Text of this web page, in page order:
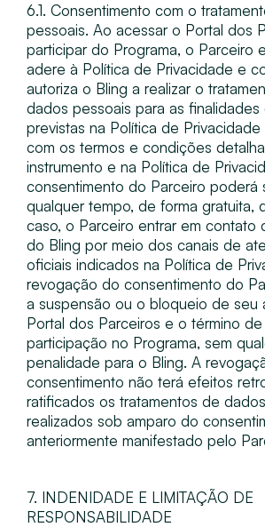
6.1. Consentimento com o
pessoais​. Ao acessar o Portal dos
participar do Programa, o Parceiro
adere à Política de Privacidade e
autoriza o Bling a realizar o
dados pessoais para as finalidades
previstas na Política de
com os termos e condições
instrumento e na Política de
consentimento do Parceiro poderá
qualquer tempo, de forma gratuita,
caso, o Parceiro entrar em contato
do Bling por meio dos canais de
oficiais indicados na Política de
revogação do consentimento do
a suspensão ou o bloqueio de seu
Portal dos Parceiros e o término de
participação no Programa, sem
penalidade para o Bling. A
consentimento não terá efeitos
ratificados os tratamentos de
realizados sob amparo do
anteriormente manifestado pelo
7. INDENIDADE E LIMITAÇÃO DE
RESPONSABILIDADE